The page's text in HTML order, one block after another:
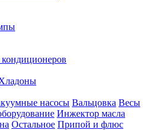
насосы Вальцовка Весы
Инжектор масла
Остальное Припой и флюс